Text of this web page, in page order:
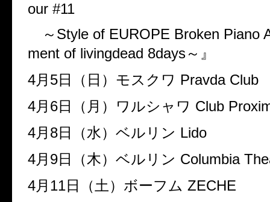
our #11
～ Style of EUROPE Broken Piano
ment of livingdead 8days～』
4月 5日（日）モスクワ Pravda Club
4月 6日（月）ワルシャワ Club
4月 8日（水）ベルリン Lido
4月 9日（木）ベルリン Columbia
4月 11日（土）ボーフム ZECHE